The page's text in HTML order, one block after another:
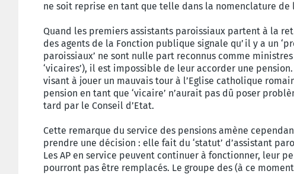
ne soit reprise en tant que telle dans la nomenclature de
Quand les premiers assistants paroissiaux partent à la
des agents de la Fonction publique signale qu’il y a un
paroissiaux’ ne sont nulle part reconnus comme
‘vicaires’), il est impossible de leur accorder une
visant à jouer un mauvais tour à l’Eglise catholique
pension en tant que ‘vicaire’ n’aurait pas dû poser
tard par le Conseil d’Etat.
Cette remarque du service des pensions amène
prendre une décision : elle fait du ‘statut’ d’assistant
Les AP en service peuvent continuer à fonctionner, leur
pourront pas être remplacés. Le groupe des (à ce